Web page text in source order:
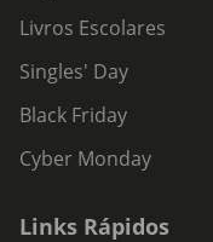
Livros Escolares
Singles' Day
Black Friday
Cyber Monday
Links Rápidos